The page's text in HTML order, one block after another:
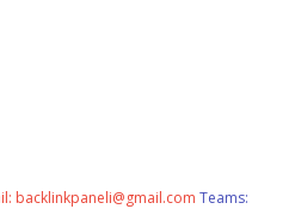
backlinkpaneli@gmail.com Teams: